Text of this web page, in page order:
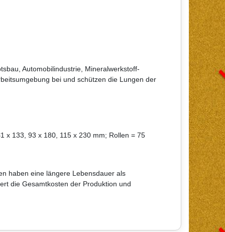
Automobilindustrie, Mineralwerkstoff-
bei und schützen die Lungen der
x 133, 93 x 180, 115 x 230 mm; Rollen = 75
haben eine längere Lebensdauer als
die Gesamtkosten der Produktion und